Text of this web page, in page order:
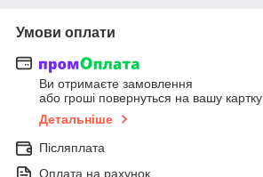
Умови оплати
Ви отримаєте замовлення
або гроші повернуться на вашу картку
Детальніше
Післяплата
Оплата на рахунок